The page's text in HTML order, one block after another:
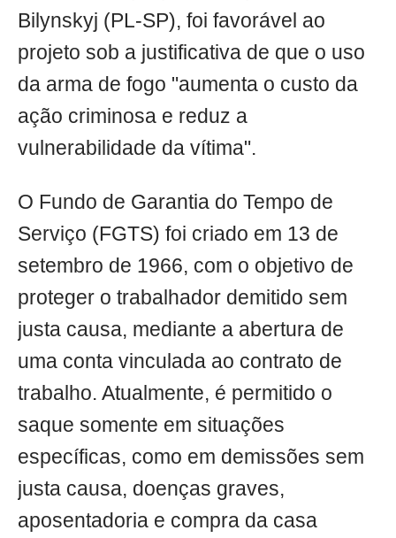
Bilynskyj (PL-SP), foi favorável ao
projeto sob a justificativa de que o uso
da arma de fogo "aumenta o custo da
ação criminosa e reduz a
vulnerabilidade da vítima".
O Fundo de Garantia do Tempo de
Serviço (FGTS) foi criado em 13 de
setembro de 1966, com o objetivo de
proteger o trabalhador demitido sem
justa causa, mediante a abertura de
uma conta vinculada ao contrato de
trabalho. Atualmente, é permitido o
saque somente em situações
específicas, como em demissões sem
justa causa, doenças graves,
aposentadoria e compra da casa